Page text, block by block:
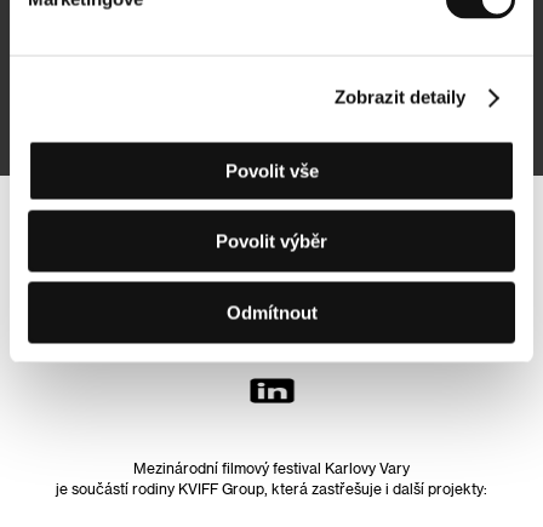
Zobrazit detaily
Povolit vše
Povolit výběr
Odmítnout
Sledujte nás na síti:
Mezinárodní filmový festival Karlovy Vary
je součástí rodiny KVIFF Group, která zastřešuje i další projekty: